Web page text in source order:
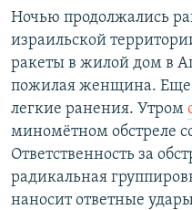
Ночью продолжались
израильской
ракеты в жилой дом в
пожилая женщина. Еще
легкие ранения. Утром
миномётном обстреле
Ответственность за
радикальная
наносит ответные